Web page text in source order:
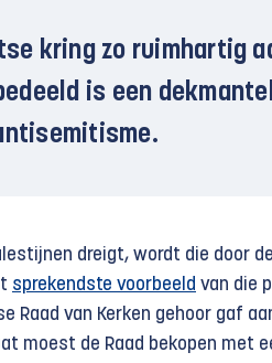
kring zo ruimhartig
is een
dreigt, wordt die door
sprekendste voorbeeld van die
Raad van Kerken gehoor gaf
moest de Raad bekopen met